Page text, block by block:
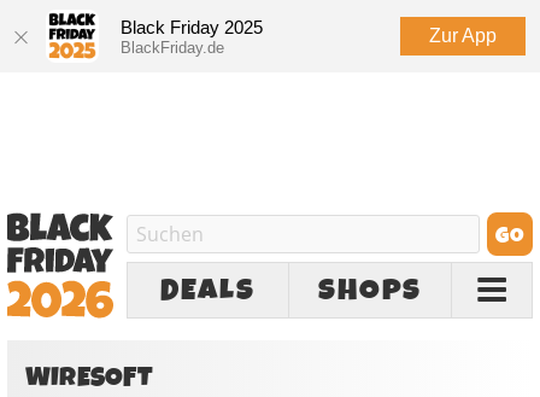
Black Friday 2025
BlackFriday.de
Zur App
DEALS SHOPS
WIRESOFT